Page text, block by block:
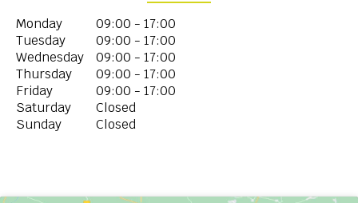
Monday
09:00 - 17:00
Tuesday
09:00 - 17:00
Wednesday
09:00 - 17:00
Thursday
09:00 - 17:00
Friday
09:00 - 17:00
Saturday
Closed
Sunday
Closed